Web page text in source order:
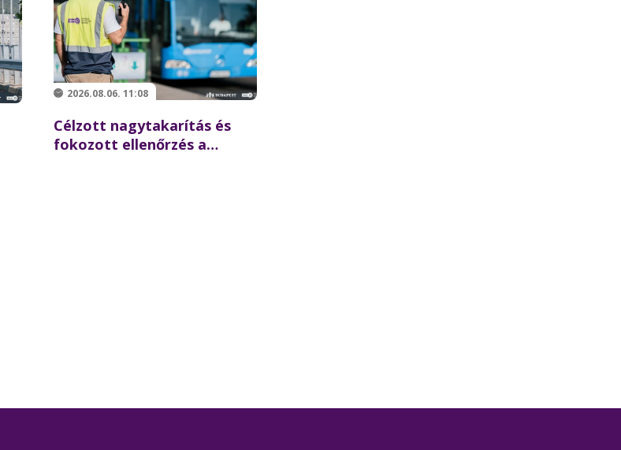
2026.08.06. 11:08
Célzott nagytakarítás és
fokozott ellenőrzés a